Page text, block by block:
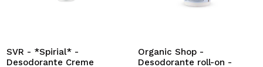
SVR - *Spirial* -
Desodorante Creme
Organic Shop -
Desodorante roll-on -